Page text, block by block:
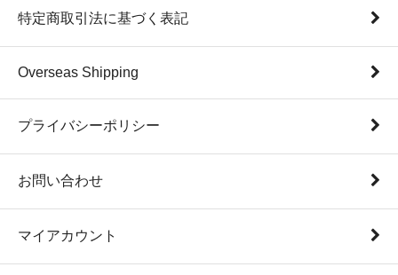
特定商取引法に基づく表記
Overseas Shipping
プライバシーポリシー
お問い合わせ
マイアカウント